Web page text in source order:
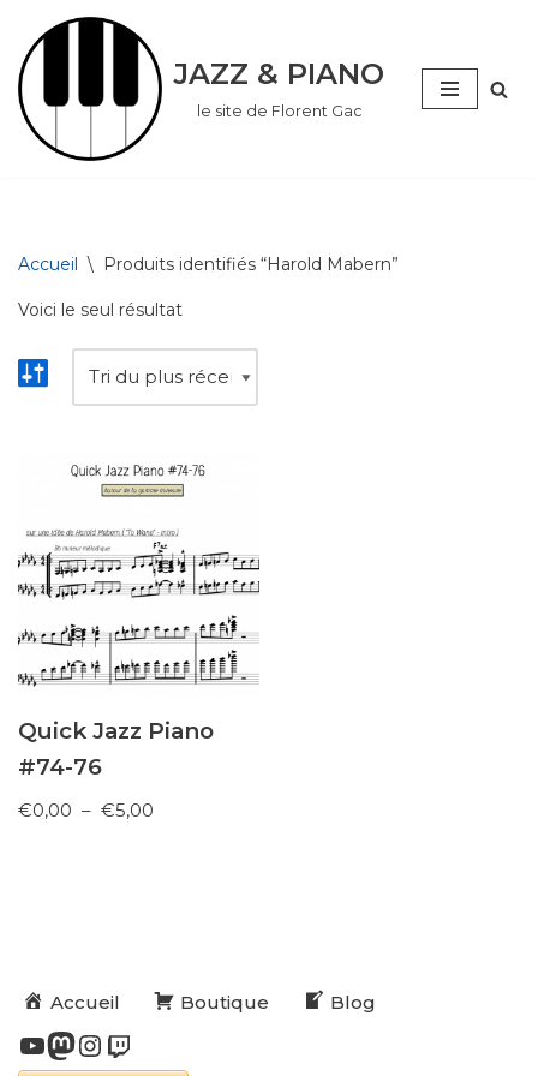
Aller
au
contenu
JAZZ & PIANO
le site de Florent Gac
Accueil \ Produits identifiés “Harold Mabern”
Voici le seul résultat
Quick Jazz Piano
#74-76
€0,00 – €5,00
Accueil Boutique Blog